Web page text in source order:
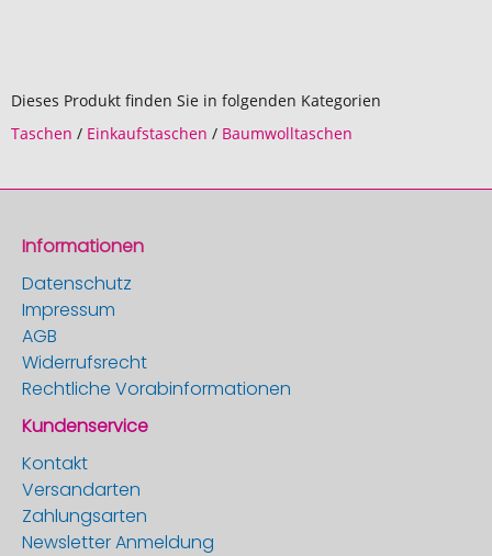
Dieses Produkt finden Sie in folgenden Kategorien
Taschen / Einkaufstaschen / Baumwolltaschen
Informationen
Datenschutz
Impressum
AGB
Widerrufsrecht
Rechtliche Vorabinformationen
Kundenservice
Kontakt
Versandarten
Zahlungsarten
Newsletter Anmeldung